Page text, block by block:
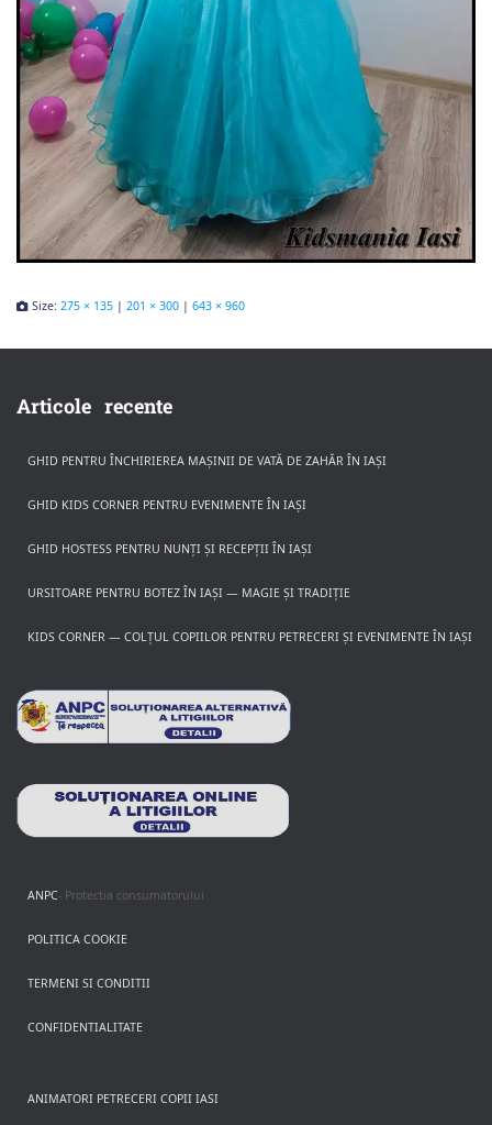
Size: 275 × 135 | 201 × 300 | 643 × 960
Articole recente
GHID PENTRU ÎNCHIRIEREA MAȘINII DE VATĂ DE ZAHĂR ÎN IAȘI
GHID KIDS CORNER PENTRU EVENIMENTE ÎN IAȘI
GHID HOSTESS PENTRU NUNȚI ȘI RECEPȚII ÎN IAȘI
URSITOARE PENTRU BOTEZ ÎN IAȘI — MAGIE ȘI TRADIȚIE
KIDS CORNER — COLȚUL COPIILOR PENTRU PETRECERI ȘI EVENIMENTE ÎN IAȘI
ANPC- Protectia consumatorului
POLITICA COOKIE
TERMENI SI CONDITII
CONFIDENTIALITATE
ANIMATORI PETRECERI COPII IASI